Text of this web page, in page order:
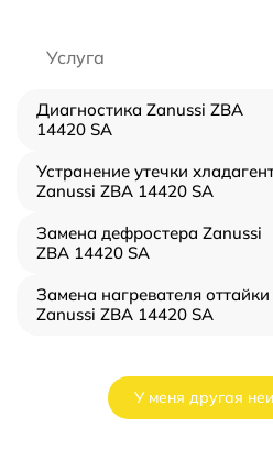
Услуга
Диагностика Zanussi ZBA
14420 SA
Устранение утечки
Zanussi ZBA 14420 SA
Замена дефростера Zanussi
ZBA 14420 SA
Замена нагревателя оттайки
Zanussi ZBA 14420 SA
У меня другая